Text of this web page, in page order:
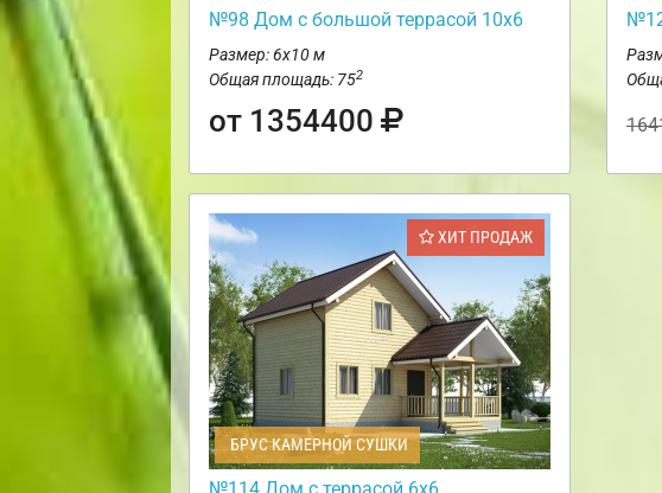
№98 Дом с большой террасой 10х6
Размер: 6х10 м
Общая площадь: 752
от 1354400
ХИТ ПРОДАЖ
БРУС КАМЕРНОЙ СУШКИ